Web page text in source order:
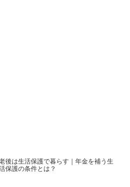
後は生活保護で暮らす｜年金を補う生
保護の条件とは？